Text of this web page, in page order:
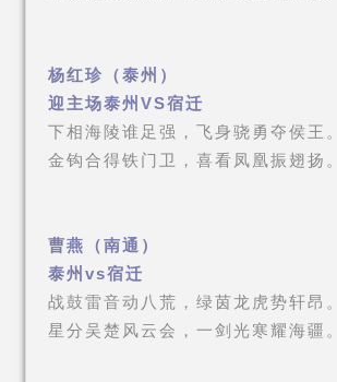
杨红珍（泰州）
迎主场泰州VS宿迁
下相海陵谁足强，飞身骁勇夺侯王。
金钩合得铁门卫，喜看凤凰振翅扬。
曹燕（南通）
泰州vs宿迁
战鼓雷音动八荒，绿茵龙虎势轩昂。
星分吴楚风云会，一剑光寒耀海疆。